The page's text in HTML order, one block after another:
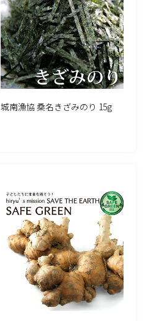
城南漁協 桑名きざみのり 15g